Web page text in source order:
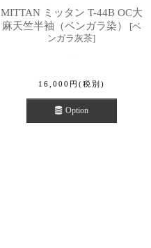
MITTAN ミッタン T-44B OC大
麻天竺半袖（ベンガラ染）
[ベ
ンガラ灰茶]
16,000 円 (税別)
Option